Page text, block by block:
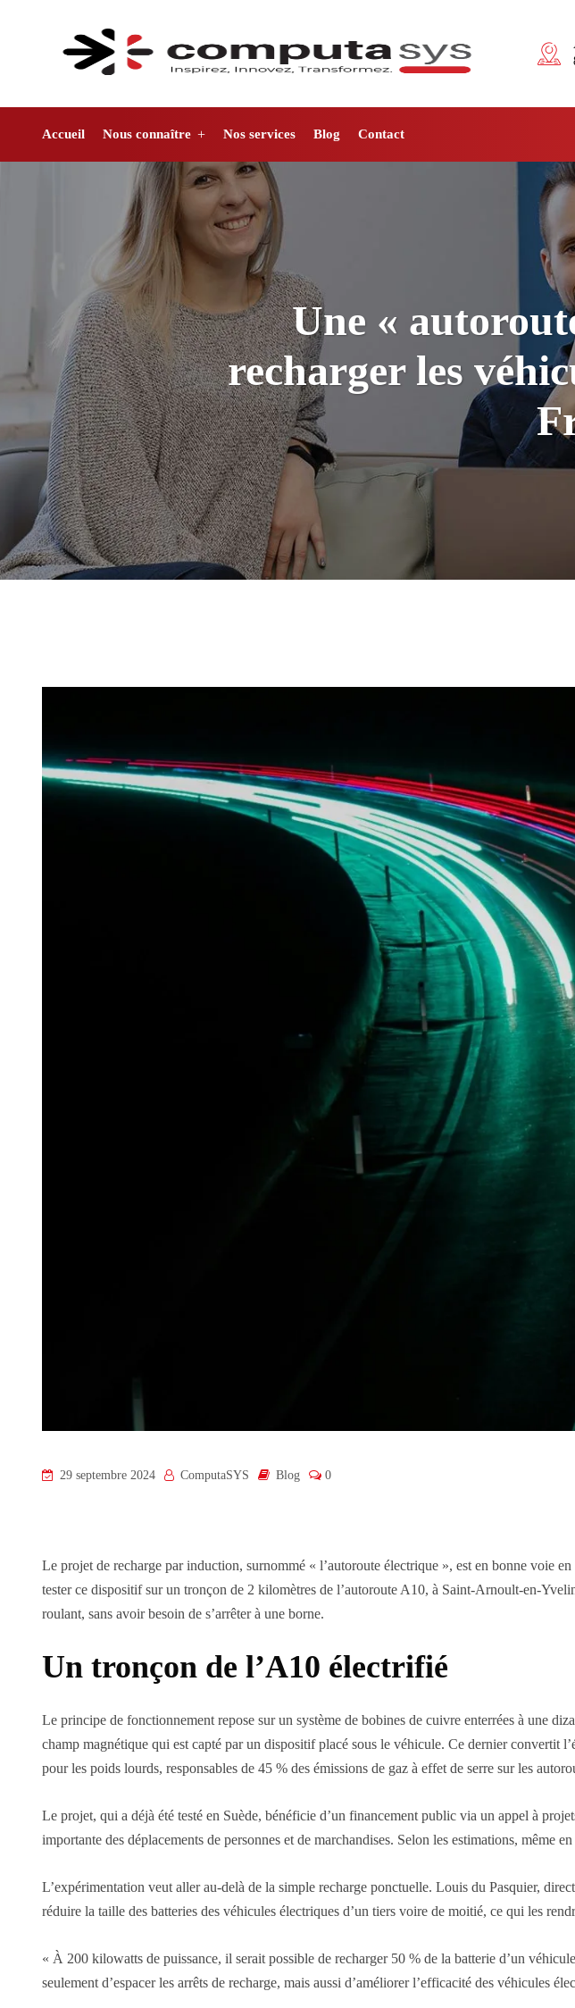
Accueil Nous connaître Nos services Blog Contact
Une «
recharger les
29 septembre 2024 ComputaSYS Blog 0
Le projet de recharge par induction, surnommé « l’autoroute électrique », est en bonne voie
tester ce dispositif sur un tronçon de 2 kilomètres de l’autoroute A10, à Saint-Arnoult-en-
roulant, sans avoir besoin de s’arrêter à une borne.
Un tronçon de l’A10 électrifié
Le principe de fonctionnement repose sur un système de bobines de cuivre enterrées à une
champ magnétique qui est capté par un dispositif placé sous le véhicule. Ce dernier convertit
pour les poids lourds, responsables de 45 % des émissions de gaz à effet de serre sur les
Le projet, qui a déjà été testé en Suède, bénéficie d’un financement public via un appel à
importante des déplacements de personnes et de marchandises. Selon les estimations, même
L’expérimentation veut aller au-delà de la simple recharge ponctuelle. Louis du Pasquier,
réduire la taille des batteries des véhicules électriques d’un tiers voire de moitié, ce qui les
« À 200 kilowatts de puissance, il serait possible de recharger 50 % de la batterie d’un
seulement d’espacer les arrêts de recharge, mais aussi d’améliorer l’efficacité des véhicules